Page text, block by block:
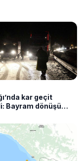
kar geçit
Bayram dönüşü